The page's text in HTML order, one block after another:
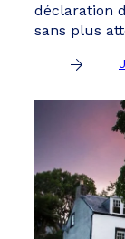
déclaration
sans plus